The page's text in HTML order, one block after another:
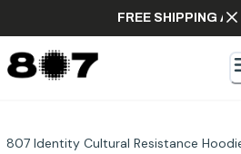
FREE
807 Identity Cultural Resistance